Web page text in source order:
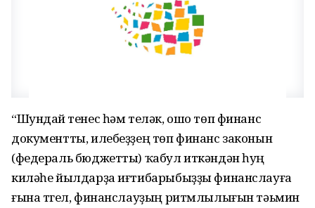
“Шундай үтенес һәм теләк, ошо төп финанс
документты, илебеҙҙең төп финанс законын
(федераль бюджетты) ҡабул иткәндән һуң
киләһе йылдарҙа иғтибарыбыҙҙы финанслауға
ғына түгел, финанслауҙың ритмлылығын тәьмин